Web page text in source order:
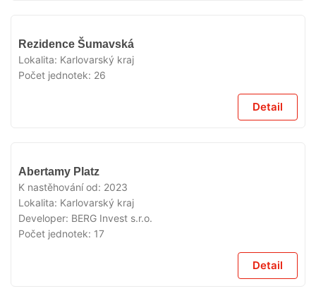
Rezidence Šumavská
Lokalita: Karlovarský kraj
Počet jednotek: 26
Detail
Abertamy Platz
K nastěhování od: 2023
Lokalita: Karlovarský kraj
Developer: BERG Invest s.r.o.
Počet jednotek: 17
Detail